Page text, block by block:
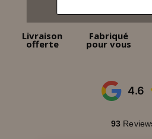
Livraison
offerte
Fabriqué
pour vous